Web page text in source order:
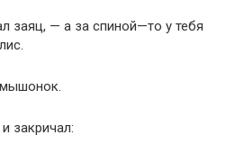
заяц, — а за спиной—то у тебя
закричал: